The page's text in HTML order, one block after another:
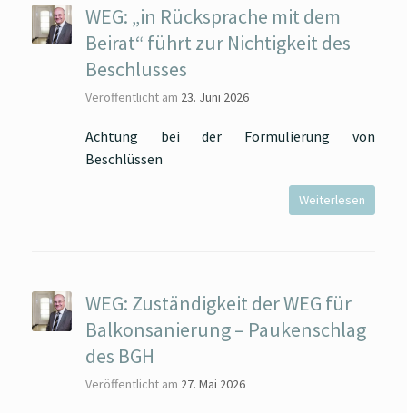
WEG: „in Rücksprache mit dem
Beirat“ führt zur Nichtigkeit des
Beschlusses
Veröffentlicht am 23. Juni 2026
Achtung bei der Formulierung von
Beschlüssen
Weiterlesen
WEG: Zuständigkeit der WEG für
Balkonsanierung – Paukenschlag
des BGH
Veröffentlicht am 27. Mai 2026